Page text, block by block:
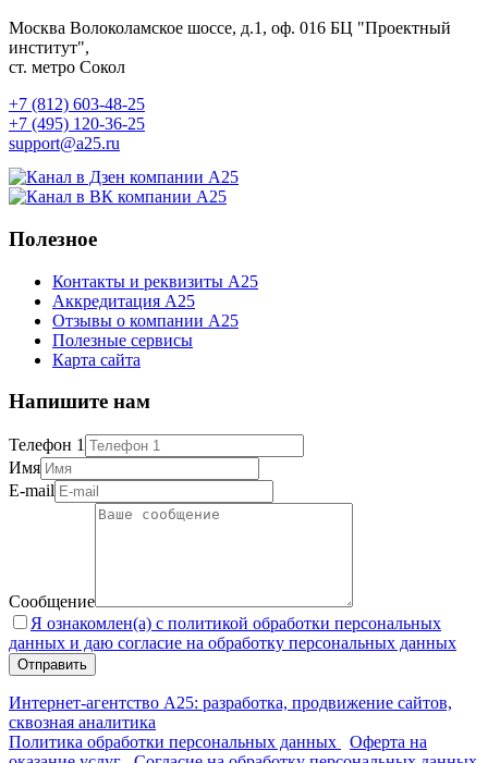
Москва Волоколамское шоссе, д.1, оф. 016 БЦ "Проектный
институт",
ст. метро Сокол
+7 (812) 603-48-25
+7 (495) 120-36-25
support@a25.ru
Полезное
Контакты и реквизиты А25
Аккредитация А25
Отзывы о компании А25
Полезные сервисы
Карта сайта
Напишите нам
Телефон 1
Имя
E-mail
Сообщение
Я ознакомлен(а) с политикой обработки персональных
данных и даю согласие на обработку персональных данных
Интернет-агентство А25: разработка, продвижение сайтов,
сквозная аналитика
Политика обработки персональных данных
Оферта на